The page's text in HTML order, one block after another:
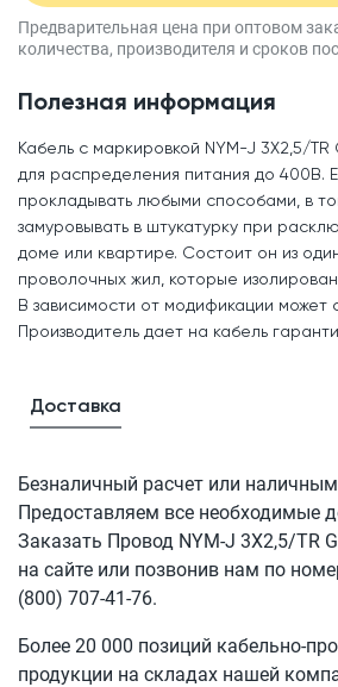
Предварительная цена при оптовом
количества, производителя и сроков
Полезная информация
Кабель с маркировкой NYM-J 3X2,5/TR
для распределения питания до 400В.
прокладывать любыми способами, в
замуровывать в штукатурку при
доме или квартире. Состоит он из
проволочных жил, которые
В зависимости от модификации может
Производитель дает на кабель
Доставка
Безналичный расчет или
Предоставляем все необходимые
Заказать Провод NYM-J 3X2,5/TR
на сайте или позвонив нам по
(800) 707-41-76.
Более 20 000 позиций кабельно-
продукции на складах нашей